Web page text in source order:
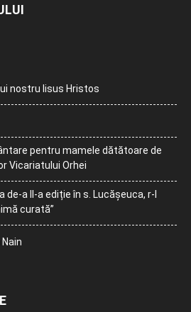
nostru Iisus Hristos
pentru mamele dătătoare de
Vicariatului Orhei
de-a II-a ediție în s. Lucășeuca, r-l
curată”